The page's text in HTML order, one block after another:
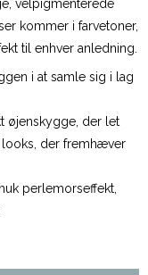
velpigmenterede
kommer i farvetoner,
til enhver anledning.
i at samle sig i lag
øjenskygge, der let
looks, der fremhæver
perlemorseffekt,